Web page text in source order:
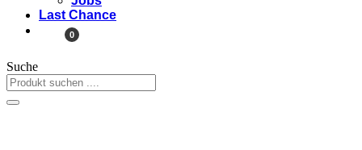
Last Chance
0
Suche